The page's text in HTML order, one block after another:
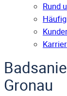
Rund
Gronau